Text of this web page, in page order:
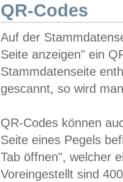
QR-Codes
Auf der
Seite anzeigen" ein
Stammdatenseite
gescannt, so wird
QR-Codes können
Seite eines Pegels
Tab öffnen", welcher
Voreingestellt sind